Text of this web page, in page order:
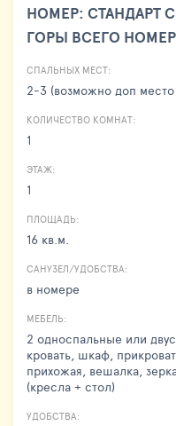
НОМЕР: СТАНДАРТ
ГОРЫ ВСЕГО
СПАЛЬНЫХ МЕСТ:
2-3 (возможно доп место
КОЛИЧЕСТВО КОМНАТ:
1
ЭТАЖ:
1
ПЛОЩАДЬ:
16 кв.м.
САНУЗЕЛ/УДОБСТВА:
в номере
МЕБЕЛЬ:
2 односпальные или
кровать, шкаф,
прихожая, вешалка,
(кресла + стол)
УДОБСТВА: